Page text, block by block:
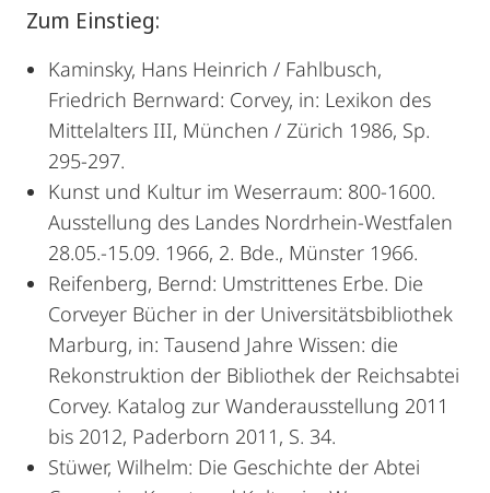
Zum Einstieg:
Kaminsky, Hans Heinrich / Fahlbusch,
Friedrich Bernward: Corvey, in: Lexikon des
Mittelalters III, München / Zürich 1986, Sp.
295-297.
Kunst und Kultur im Weserraum: 800-1600.
Ausstellung des Landes Nordrhein-Westfalen
28.05.-15.09. 1966, 2. Bde., Münster 1966.
Reifenberg, Bernd: Umstrittenes Erbe. Die
Corveyer Bücher in der Universitätsbibliothek
Marburg, in: Tausend Jahre Wissen: die
Rekonstruktion der Bibliothek der Reichsabtei
Corvey. Katalog zur Wanderausstellung 2011
bis 2012, Paderborn 2011, S. 34.
Stüwer, Wilhelm: Die Geschichte der Abtei